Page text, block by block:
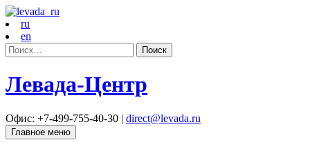
ru
en
Найти:
Левада-Центр
Офис: +7-499-755-40-30 | direct@levada.ru
Главное меню